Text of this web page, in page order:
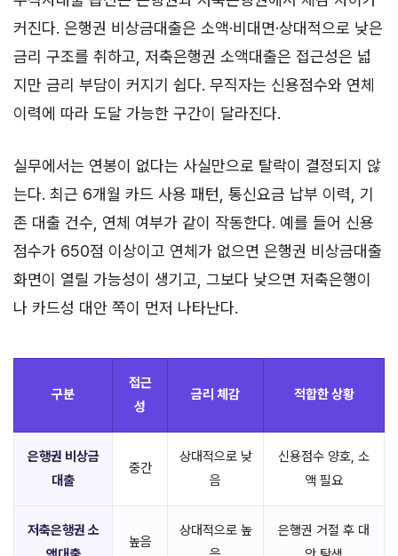
커진다. 은행권 비상금대출은 소액·비대면·상대적으로 낮은
금리 구조를 취하고, 저축은행권 소액대출은 접근성은 넓
지만 금리 부담이 커지기 쉽다. 무직자는 신용점수와 연체
이력에 따라 도달 가능한 구간이 달라진다.
실무에서는 연봉이 없다는 사실만으로 탈락이 결정되지 않
는다. 최근 6개월 카드 사용 패턴, 통신요금 납부 이력, 기
존 대출 건수, 연체 여부가 같이 작동한다. 예를 들어 신용
점수가 650점 이상이고 연체가 없으면 은행권 비상금대출
화면이 열릴 가능성이 생기고, 그보다 낮으면 저축은행이
나 카드성 대안 쪽이 먼저 나타난다.
구분
접근
성
금리 체감 적합한 상황
은행권 비상금
대출
중간
상대적으로 낮
음
신용점수 양호, 소
액 필요
저축은행권 소
높음
상대적으로 높
은행권 거절 후 대